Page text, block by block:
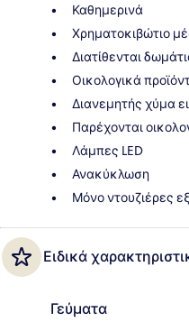
Καθημερινά
Χρηματοκιβώτιο
Διατίθενται
Οικολογικά
Διανεμητής χύμα
Παρέχονται
Λάμπες LED
Ανακύκλωση
Μόνο ντουζιέρες
Ειδικά
Γεύματα